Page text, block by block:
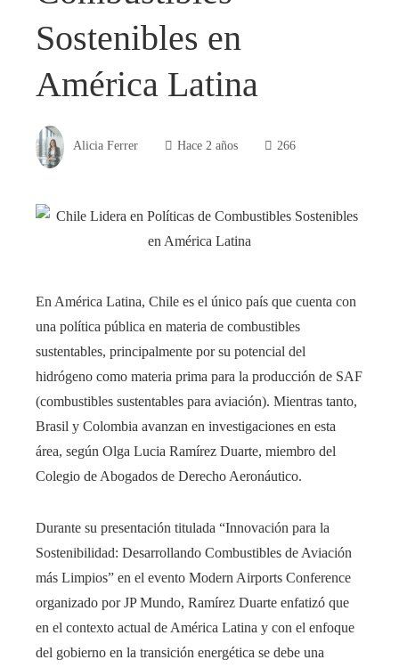
Sostenibles en
América Latina
Alicia Ferrer Hace 2 años 266
En América Latina, Chile es el único país que cuenta con
una política pública en materia de combustibles
sustentables, principalmente por su potencial del
hidrógeno como materia prima para la producción de SAF
(combustibles sustentables para aviación). Mientras tanto,
Brasil y Colombia avanzan en investigaciones en esta
área, según Olga Lucia Ramírez Duarte, miembro del
Colegio de Abogados de Derecho Aeronáutico.
Durante su presentación titulada “Innovación para la
Sostenibilidad: Desarrollando Combustibles de Aviación
más Limpios” en el evento Modern Airports Conference
organizado por JP Mundo, Ramírez Duarte enfatizó que
en el contexto actual de América Latina y con el enfoque
del gobierno en la transición energética se debe una